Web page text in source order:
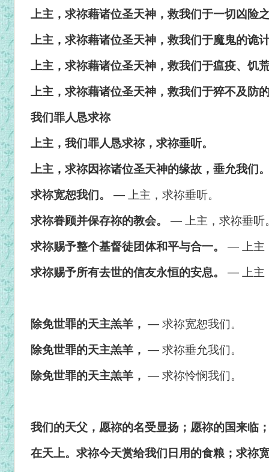
上主，求祢藉诸位圣天神，救我们于一切凶险
上主，求祢藉诸位圣天神，救我们于魔鬼的诡
上主，求祢藉诸位圣天神，救我们于瘟疫、饥
上主，求祢藉诸位圣天神，救我们于猝不及防
我们罪人恳求祢
上主，我们罪人恳求祢，求祢垂听。
上主，求祢因祢诸位圣天神的缘故，垂允我们
求祢宽恕我们。 — 上主，求祢垂听。
求祢眷顾并保存祢的教会。 — 上主，求祢垂听
求祢赐予整个基督徒团体和平与合一。 — 上主
求祢赐予所有去世的信友永恒的安息。 — 上主
除免世罪的天主羔羊， — 求祢宽恕我们。
除免世罪的天主羔羊， — 求祢垂允我们。
除免世罪的天主羔羊， — 求祢怜悯我们。
我们的天父，愿祢的名受显扬；愿祢的国来临
在天上。求祢今天赏给我们日用的食粮；求祢